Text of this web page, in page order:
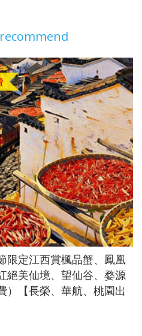
recommend
限定江西賞楓品蟹、鳳凰
絕美仙境、望仙谷、婺源
）【長榮、華航、桃園出